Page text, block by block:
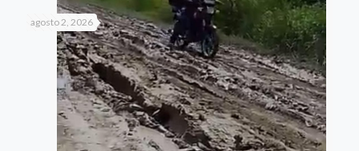
agosto 2, 2026